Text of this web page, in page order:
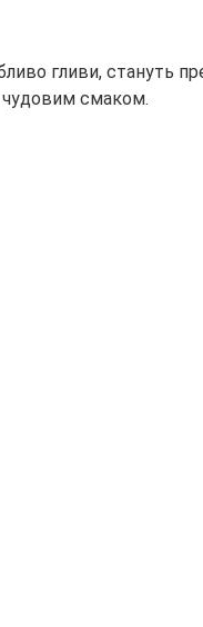
гливи, стануть
чудовим смаком.